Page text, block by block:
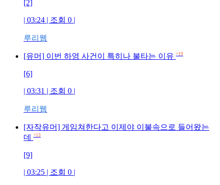
[2]
| 03:24 | 조회 0 |
루리웹
[유머] 이번 하영 사건이 특히나 불타는 이유 +19
[6]
| 03:31 | 조회 0 |
루리웹
[자작유머] 게임쳐한다고 이제야 이불속으로 들어왔는
데
+13
[9]
| 03:25 | 조회 0 |